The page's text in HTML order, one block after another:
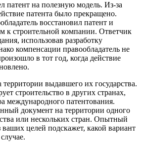
патент на полезную модель. Из-за
патента было прекращено.
восстановил патент и
к строительной компании. Ответчик
использовав разработку
компенсации правообладатель не
в тот год, когда действие
выдавшего их государства.
строительство в других странах,
международного патентования.
документ на территории одного
или нескольких стран. Опытный
целей подскажет, какой вариант